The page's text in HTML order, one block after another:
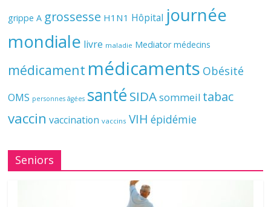
grippe A grossesse H1N1 Hôpital journée
mondiale livre maladie Mediator médecins
médicament médicaments Obésité
OMS personnes âgées santé SIDAsommeil tabac
vaccin vaccination vaccins VIH épidémie
Seniors